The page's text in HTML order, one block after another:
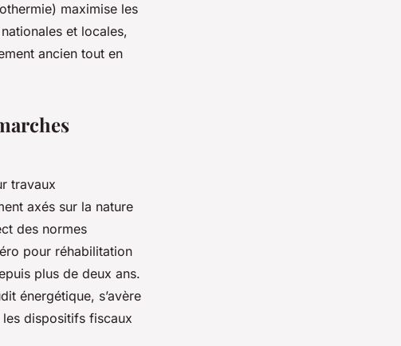
maximise les
et locales,
ancien tout en
travaux
axés sur la nature
des normes
pour réhabilitation
plus de deux ans.
énergétique, s’avère
dispositifs fiscaux